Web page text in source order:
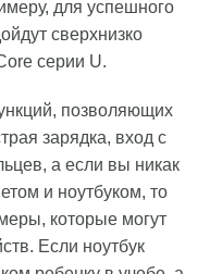
для успешного
сверхнизко
серии U.
позволяющих
зарядка, вход с
а если вы никак
и ноутбуком, то
которые могут
Если ноутбук